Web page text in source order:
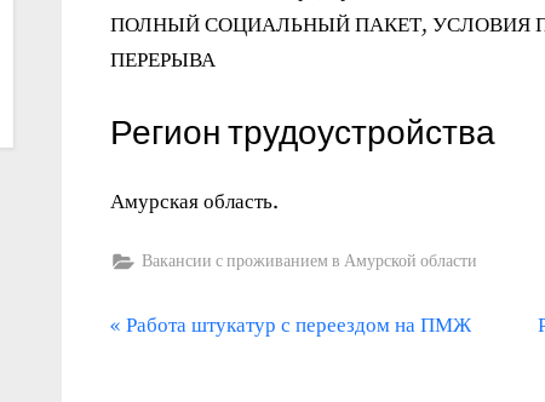
ПОЛНЫЙ СОЦИАЛЬНЫЙ ПАКЕТ, УСЛОВИЯ
ПЕРЕРЫВА
Регион трудоустройства
Амурская область.
Вакансии с проживанием в Амурской области
Навигация
П
Работа штукатур с переездом на ПМЖ